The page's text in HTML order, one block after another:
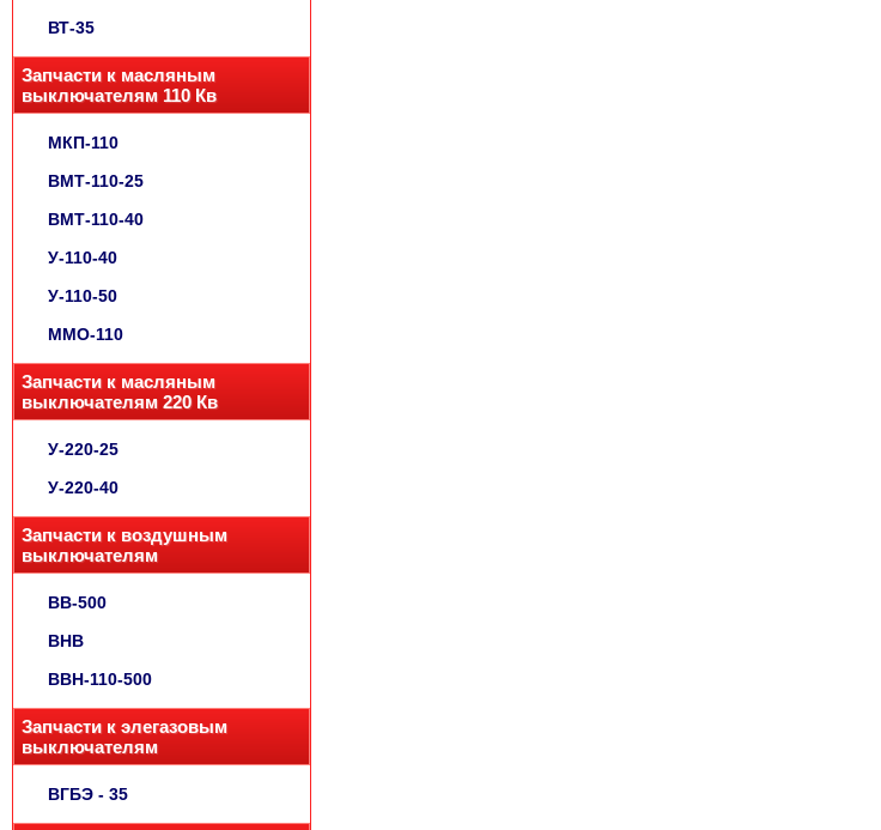
ВТ-35
Запчасти к масляным
выключателям 110 Кв
МКП-110
ВМТ-110-25
ВМТ-110-40
У-110-40
У-110-50
ММО-110
Запчасти к масляным
выключателям 220 Кв
У-220-25
У-220-40
Запчасти к воздушным
выключателям
ВВ-500
ВНВ
ВВН-110-500
Запчасти к элегазовым
выключателям
ВГБЭ - 35